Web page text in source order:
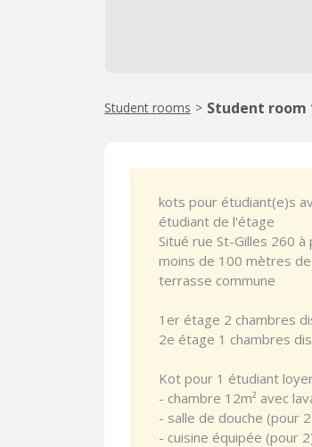
Student rooms > Student room
kots pour étudiant(e)s
étudiant de l'étage
Situé rue St-Gilles 260 à
moins de 100 mètres
terrasse commune
1er étage 2 chambres
2e étage 1 chambres
Kot pour 1 étudiant
- chambre 12m² avec
- salle de douche (pour
- cuisine équipée (pour